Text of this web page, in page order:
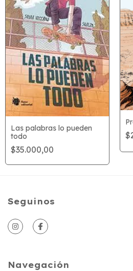
Las palabras lo pueden
todo
$35.000,00
Seguinos
Navegación